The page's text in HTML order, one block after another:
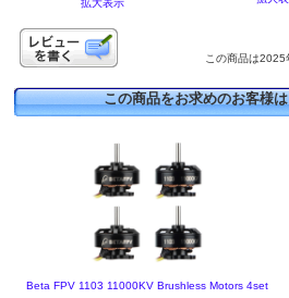
拡大表示
この商品は2025
この商品をお求めのお客様
Beta FPV 1103 11000KV Brushless Motors 4set